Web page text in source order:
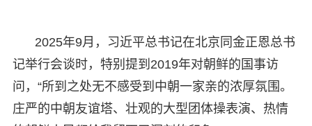
2025年9月，习近平总书记在北京同金正恩总书
记举行会谈时，特别提到2019年对朝鲜的国事访
问，“所到之处无不感受到中朝一家亲的浓厚氛围。
庄严的中朝友谊塔、壮观的大型团体操表演、热情